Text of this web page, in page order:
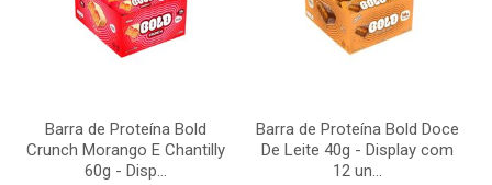
Barra de Proteína Bold
Crunch Morango E Chantilly
60g - Disp...
Barra de Proteína Bold Doce
De Leite 40g - Display com
12 un...